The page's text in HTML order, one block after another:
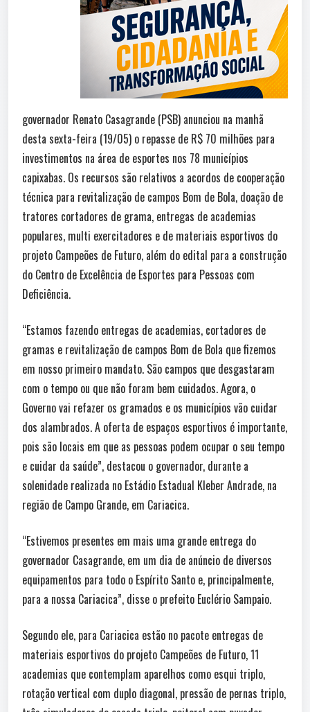
governador Renato Casagrande (PSB) anunciou na manhã
desta sexta-feira (19/05) o repasse de R$ 70 milhões para
investimentos na área de esportes nos 78 municípios
capixabas. Os recursos são relativos a acordos de cooperação
técnica para revitalização de campos Bom de Bola, doação de
tratores cortadores de grama, entregas de academias
populares, multi exercitadores e de materiais esportivos do
projeto Campeões de Futuro, além do edital para a construção
do Centro de Excelência de Esportes para Pessoas com
Deficiência.
“Estamos fazendo entregas de academias, cortadores de
gramas e revitalização de campos Bom de Bola que fizemos
em nosso primeiro mandato. São campos que desgastaram
com o tempo ou que não foram bem cuidados. Agora, o
Governo vai refazer os gramados e os municípios vão cuidar
dos alambrados. A oferta de espaços esportivos é importante,
pois são locais em que as pessoas podem ocupar o seu tempo
e cuidar da saúde”, destacou o governador, durante a
solenidade realizada no Estádio Estadual Kleber Andrade, na
região de Campo Grande, em Cariacica.
“Estivemos presentes em mais uma grande entrega do
governador Casagrande, em um dia de anúncio de diversos
equipamentos para todo o Espírito Santo e, principalmente,
para a nossa Cariacica”, disse o prefeito Euclério Sampaio.
Segundo ele, para Cariacica estão no pacote entregas de
materiais esportivos do projeto Campeões de Futuro, 11
academias que contemplam aparelhos como esqui triplo,
rotação vertical com duplo diagonal, pressão de pernas triplo,